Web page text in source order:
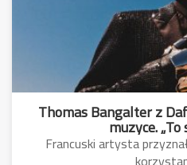
Thomas Bangalter z
muzyce. „To
Francuski artysta